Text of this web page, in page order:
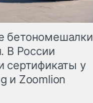
бетономешалки
В России
сертификаты у
и Zoomlion